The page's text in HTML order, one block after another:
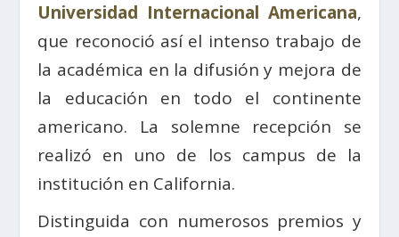
Universidad Internacional Americana,
que reconoció así el intenso trabajo de
la académica en la difusión y mejora de
la educación en todo el continente
americano. La solemne recepción se
realizó en uno de los campus de la
institución en California.
Distinguida con numerosos premios y